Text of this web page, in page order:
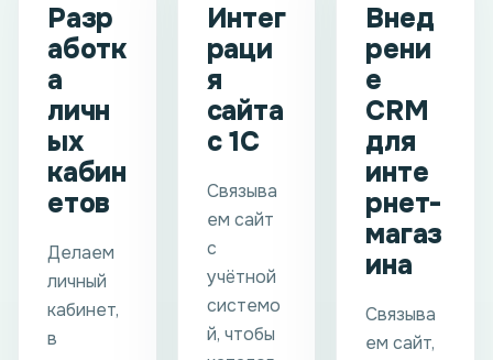
Разр
аботк
а
личн
ых
кабин
етов
Делаем
личный
кабинет,
в
Интег
раци
я
сайта
с 1С
Связыва
ем сайт
с
учётной
системо
й, чтобы
Внед
рени
е
CRM
для
инте
рнет-
магаз
ина
Связыва
ем сайт,